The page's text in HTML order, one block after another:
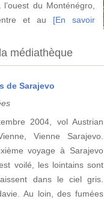
du Monténégro,
et au [En savoir
médiathèque
de Sarajevo
2004, vol Austrian
Vienne Sarajevo.
voyage à Sarajevo
voilé, les lointains sont
dans le ciel gris.
Au loin, des fumées